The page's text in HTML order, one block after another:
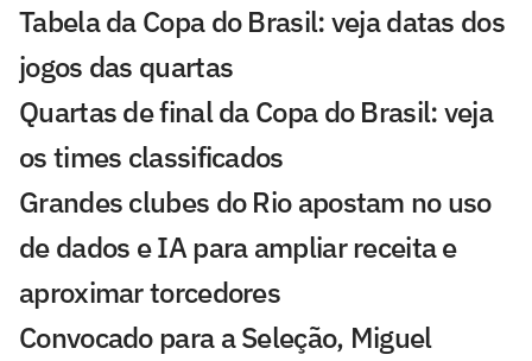
Tabela da Copa do Brasil: veja datas dos
jogos das quartas
Quartas de final da Copa do Brasil: veja
os times classificados
Grandes clubes do Rio apostam no uso
de dados e IA para ampliar receita e
aproximar torcedores
Convocado para a Seleção, Miguel